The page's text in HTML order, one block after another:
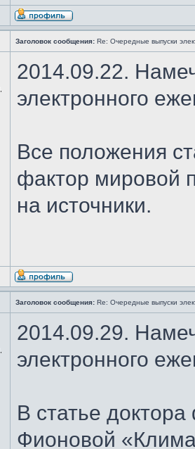
Заголовок сообщения: Re: Очередные выпуски
2014.09.22.
электронного
Все положения
фактор мировой
на источники.
Заголовок сообщения: Re: Очередные выпуски
2014.09.29.
электронного
В статье
Фионовой